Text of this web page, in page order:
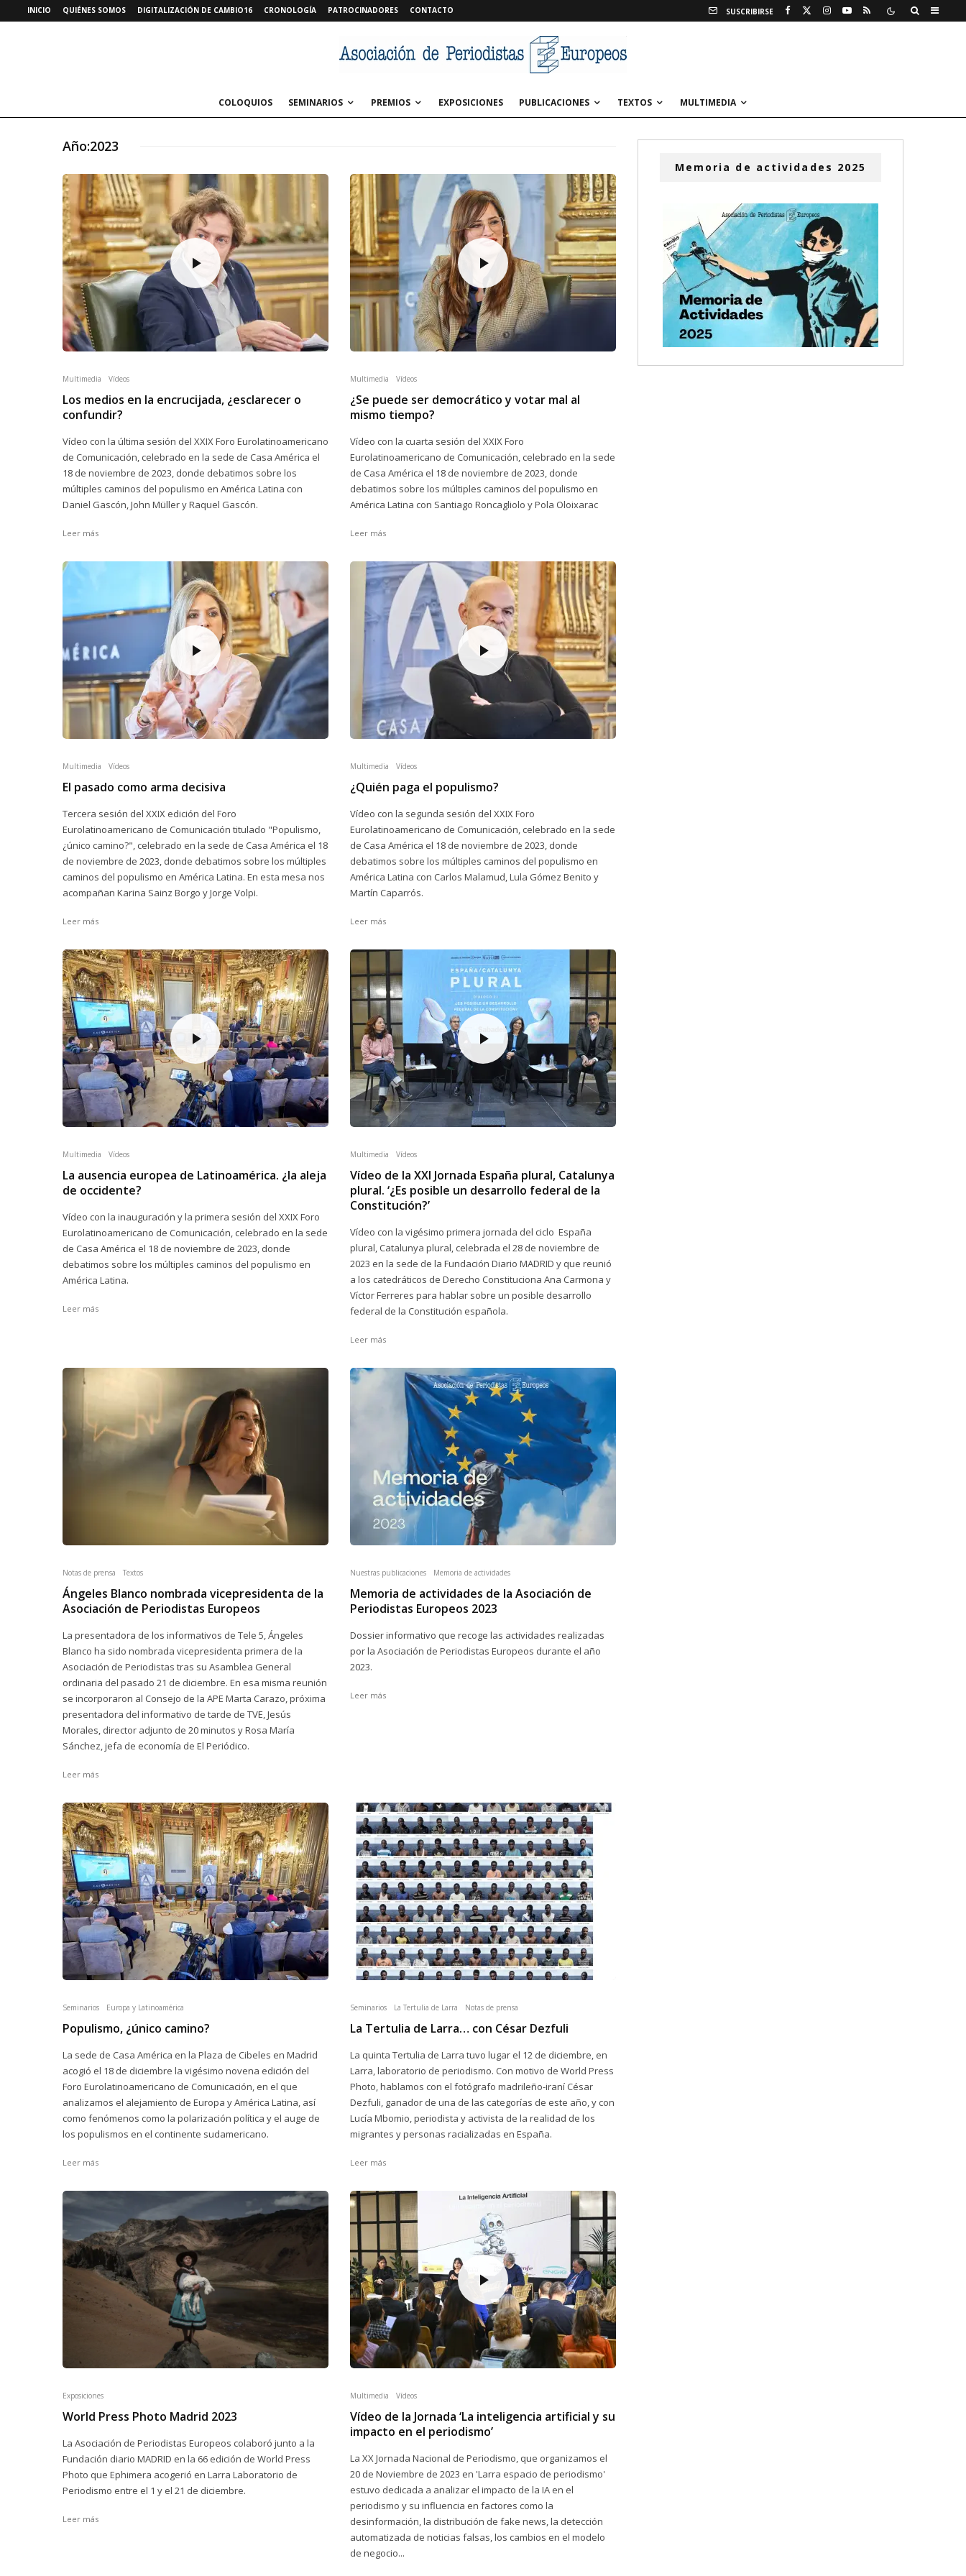
INICIO QUIÉNES SOMOS DIGITALIZACIÓN DE CAMBIO16 CRONOLOGÍA PATROCINADORES CONTACTO SUSCRIBIRSE
COLOQUIOS SEMINARIOS PREMIOS EXPOSICIONES PUBLICACIONES TEXTOS MULTIMEDIA
Año:2023
Multimedia Vídeos
Los medios en la encrucijada, ¿esclarecer o
confundir?
Vídeo con la última sesión del XXIX Foro Eurolatinoamericano
de Comunicación, celebrado en la sede de Casa América el
18 de noviembre de 2023, donde debatimos sobre los
múltiples caminos del populismo en América Latina con
Daniel Gascón, John Müller y Raquel Gascón.
Leer más
Multimedia Vídeos
¿Se puede ser democrático y votar mal al
mismo tiempo?
Vídeo con la cuarta sesión del XXIX Foro
Eurolatinoamericano de Comunicación, celebrado en la sede
de Casa América el 18 de noviembre de 2023, donde
debatimos sobre los múltiples caminos del populismo en
América Latina con Santiago Roncagliolo y Pola Oloixarac
Leer más
Multimedia Vídeos
El pasado como arma decisiva
Tercera sesión del XXIX edición del Foro
Eurolatinoamericano de Comunicación titulado "Populismo,
¿único camino?", celebrado en la sede de Casa América el 18
de noviembre de 2023, donde debatimos sobre los múltiples
caminos del populismo en América Latina. En esta mesa nos
acompañan Karina Sainz Borgo y Jorge Volpi.
Leer más
Multimedia Vídeos
¿Quién paga el populismo?
Vídeo con la segunda sesión del XXIX Foro
Eurolatinoamericano de Comunicación, celebrado en la sede
de Casa América el 18 de noviembre de 2023, donde
debatimos sobre los múltiples caminos del populismo en
América Latina con Carlos Malamud, Lula Gómez Benito y
Martín Caparrós.
Leer más
Multimedia Vídeos
La ausencia europea de Latinoamérica. ¿la aleja
de occidente?
Vídeo con la inauguración y la primera sesión del XXIX Foro
Eurolatinoamericano de Comunicación, celebrado en la sede
de Casa América el 18 de noviembre de 2023, donde
debatimos sobre los múltiples caminos del populismo en
América Latina.
Leer más
Multimedia Vídeos
Vídeo de la XXI Jornada España plural, Catalunya
plural. ‘¿Es posible un desarrollo federal de la
Constitución?’
Vídeo con la vigésimo primera jornada del ciclo España
plural, Catalunya plural, celebrada el 28 de noviembre de
2023 en la sede de la Fundación Diario MADRID y que reunió
a los catedráticos de Derecho Constituciona Ana Carmona y
Víctor Ferreres para hablar sobre un posible desarrollo
federal de la Constitución española.
Leer más
Notas de prensa Textos
Ángeles Blanco nombrada vicepresidenta de la
Asociación de Periodistas Europeos
La presentadora de los informativos de Tele 5, Ángeles
Blanco ha sido nombrada vicepresidenta primera de la
Asociación de Periodistas tras su Asamblea General
ordinaria del pasado 21 de diciembre. En esa misma reunión
se incorporaron al Consejo de la APE Marta Carazo, próxima
presentadora del informativo de tarde de TVE, Jesús
Morales, director adjunto de 20 minutos y Rosa María
Sánchez, jefa de economía de El Periódico.
Leer más
Nuestras publicaciones Memoria de actividades
Memoria de actividades de la Asociación de
Periodistas Europeos 2023
Dossier informativo que recoge las actividades realizadas
por la Asociación de Periodistas Europeos durante el año
2023.
Leer más
Seminarios Europa y Latinoamérica
Populismo, ¿único camino?
La sede de Casa América en la Plaza de Cibeles en Madrid
acogió el 18 de diciembre la vigésimo novena edición del
Foro Eurolatinoamericano de Comunicación, en el que
analizamos el alejamiento de Europa y América Latina, así
como fenómenos como la polarización política y el auge de
los populismos en el continente sudamericano.
Leer más
Seminarios La Tertulia de Larra Notas de prensa
La Tertulia de Larra… con César Dezfuli
La quinta Tertulia de Larra tuvo lugar el 12 de diciembre, en
Larra, laboratorio de periodismo. Con motivo de World Press
Photo, hablamos con el fotógrafo madrileño-iraní César
Dezfuli, ganador de una de las categorías de este año, y con
Lucía Mbomio, periodista y activista de la realidad de los
migrantes y personas racializadas en España.
Leer más
Exposiciones
World Press Photo Madrid 2023
La Asociación de Periodistas Europeos colaboró junto a la
Fundación diario MADRID en la 66 edición de World Press
Photo que Ephimera acogerió en Larra Laboratorio de
Periodismo entre el 1 y el 21 de diciembre.
Leer más
Multimedia Vídeos
Vídeo de la Jornada ‘La inteligencia artificial y su
impacto en el periodismo’
La XX Jornada Nacional de Periodismo, que organizamos el
20 de Noviembre de 2023 en 'Larra espacio de periodismo'
estuvo dedicada a analizar el impacto de la IA en el
periodismo y su influencia en factores como la
desinformación, la distribución de fake news, la detección
automatizada de noticias falsas, los cambios en el modelo
de negocio...
Memoria de actividades 2025